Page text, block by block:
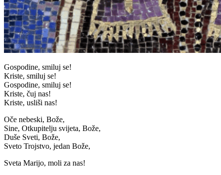
Gospodine, smiluj se!
Kriste, smiluj se!
Gospodine, smiluj se!
Kriste, čuj nas!
Kriste, usliši nas!
Oče nebeski, Bože,
Sine, Otkupitelju svijeta, Bože,
Duše Sveti, Bože,
Sveto Trojstvo, jedan Bože,
Sveta Marijo, moli za nas!